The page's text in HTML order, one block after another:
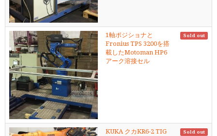
1軸ポジショナと
Fronius TPS 3200を搭
載したMotoman HP6
アーク溶接セル
Sold out
KUKA クカKR6-2 TIG
Sold out